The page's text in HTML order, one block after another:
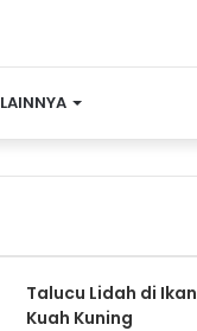
LAINNYA
Talucu Lidah di Ikan
Kuah Kuning